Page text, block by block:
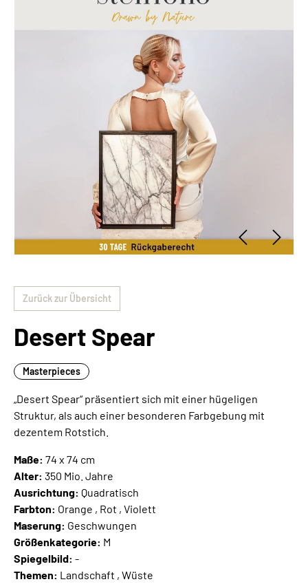
Zurück zur Übersicht
Desert Spear
Masterpieces
„Desert Spear“ präsentiert sich mit einer hügeligen
Struktur, als auch einer besonderen Farbgebung mit
dezentem Rotstich.
Maße: 74 x 74 cm
Alter: 350 Mio. Jahre
Ausrichtung: Quadratisch
Farbton: Orange , Rot , Violett
Maserung: Geschwungen
Größenkategorie: M
Spiegelbild: -
Themen: Landschaft , Wüste